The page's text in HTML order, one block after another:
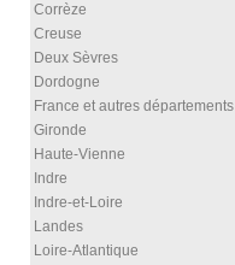
Corrèze
Creuse
Deux Sèvres
Dordogne
France et autres départements
Gironde
Haute-Vienne
Indre
Indre-et-Loire
Landes
Loire-Atlantique